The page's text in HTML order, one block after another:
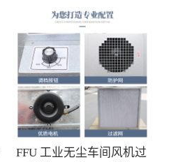
FFU 工业无尘车间风机过